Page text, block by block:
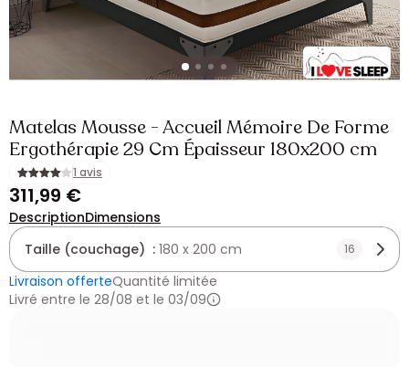
Matelas Mousse - Accueil Mémoire De Forme
Ergothérapie 29 Cm Épaisseur 180x200 cm
1 avis
311,99 €
DescriptionDimensions
Taille (couchage) : 180 x 200 cm 16
Livraison offerteQuantité limitée
Livré entre le 28/08 et le 03/09